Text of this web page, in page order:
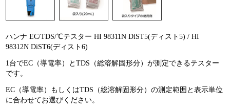
ハンナ EC/TDS/℃テスター HI 98311N DiST5(ディスト5) / HI
98312N DiST6(ディスト6)
1台でEC（導電率）とTDS（総溶解固形分）が測定できるテスター
です。
EC（導電率）もしくはTDS（総溶解固形分）の測定範囲と表示単位
に合わせてお選びください。